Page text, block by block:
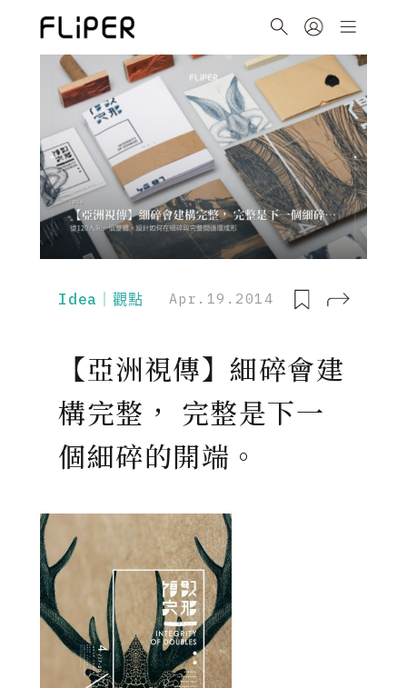
Idea｜觀點 Apr.19.2014
【亞洲視傳】細碎會建
構完整， 完整是下一
個細碎的開端。